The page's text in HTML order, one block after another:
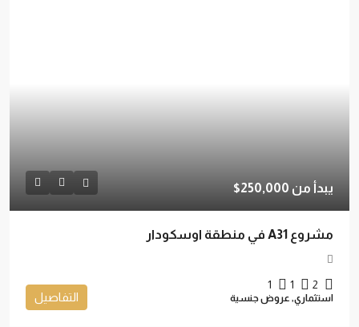
يبدأ من250,000$
مشروع A31 في منطقة اوسكودار
استثماري, عروض جنسية التفاصيل